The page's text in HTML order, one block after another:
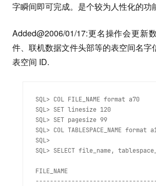
字瞬间即可完成。是个较为人性化的功
Added@2006/01/17:更名操作会更新
件、联机数据文件头部等的表空间名字
表空间 ID.
SQL> COL FILE_NAME format a70
SQL> SET linesize 120
SQL> SET pagesize 99
SQL> COL TABLESPACE_NAME format
SQL>
SQL> SELECT file_name,
FILE_NAME